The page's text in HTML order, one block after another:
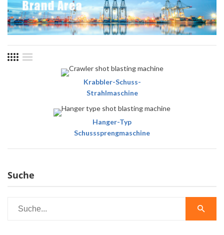
Suche
Krabbler-Schuss-
Strahlmaschine
Hanger-Typ
Schusssprengmaschine